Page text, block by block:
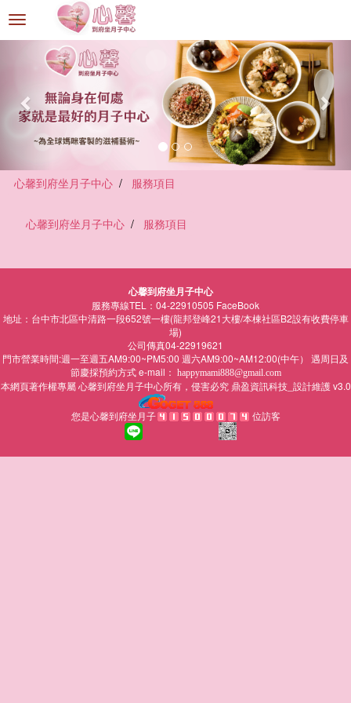
選
單
心馨到府坐月子中心 服務項目
心馨到府坐月子中心 服務項目
心馨到府坐月子中心
服務專線TEL：04-22910505 FaceBook
地址：台中市北區中清路一段652號一樓(龍邦登峰21大樓/本棟社區B2設有收費停車
場)
公司傳真04-22919621
門市營業時間:週一至週五AM9:00~PM5:00 週六AM9:00~AM12:00(中午） 遇周日及
節慶採預約方式 e-mail： happymami888@gmail.com
本網頁著作權專屬心馨到府坐月子中心所有，侵害必究 鼎盈資訊科技_設計維護 v3.0
您是心馨到府坐月子 位訪客